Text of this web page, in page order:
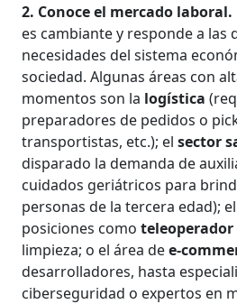
2. Conoce el mercado laboral.
es cambiante y responde a las
necesidades del sistema
sociedad. Algunas áreas con
momentos son la logística
preparadores de pedidos o
transportistas, etc.); elsector
disparado la demanda de
cuidados geriátricos para
personas de la tercera edad);
posiciones comoteleoperador
limpieza; o el área dee-
desarrolladores, hasta
ciberseguridad o expertos en